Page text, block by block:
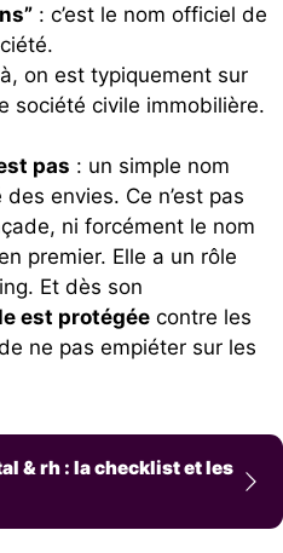
: c’est le nom officiel de
on est typiquement sur
société civile immobilière.
pas : un simple nom
envies. Ce n’est pas
ni forcément le nom
premier. Elle a un rôle
Et dès son
est protégée contre les
ne pas empiéter sur les
& rh : la checklist et les